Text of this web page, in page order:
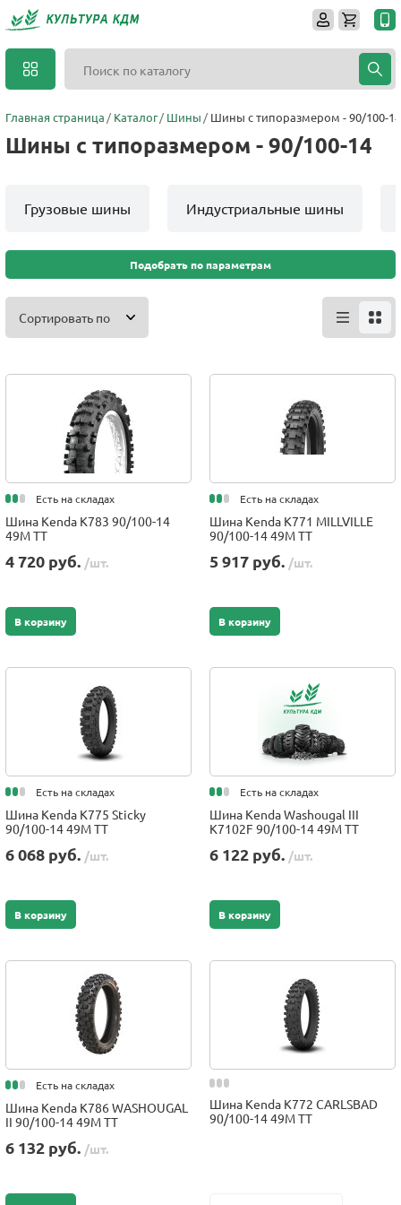
Главная страница Каталог Шины Шины с типоразмером - 90/100-14
Шины с типоразмером - 90/100-14
Грузовые шины Индустриальные шины
Подобрать по параметрам
Сортировать по
Есть на складах
Шина Kenda K783 90/100-14
49M TT
4 720 руб. /шт.
В корзину
Есть на складах
Шина Kenda K771 MILLVILLE
90/100-14 49M TT
5 917 руб. /шт.
В корзину
Есть на складах
Шина Kenda K775 Sticky
90/100-14 49M TT
6 068 руб. /шт.
В корзину
Есть на складах
Шина Kenda Washougal III
K7102F 90/100-14 49M TT
6 122 руб. /шт.
В корзину
Есть на складах
Шина Kenda K786 WASHOUGAL
II 90/100-14 49M TT
6 132 руб. /шт.
Шина Kenda K772 CARLSBAD
90/100-14 49M TT